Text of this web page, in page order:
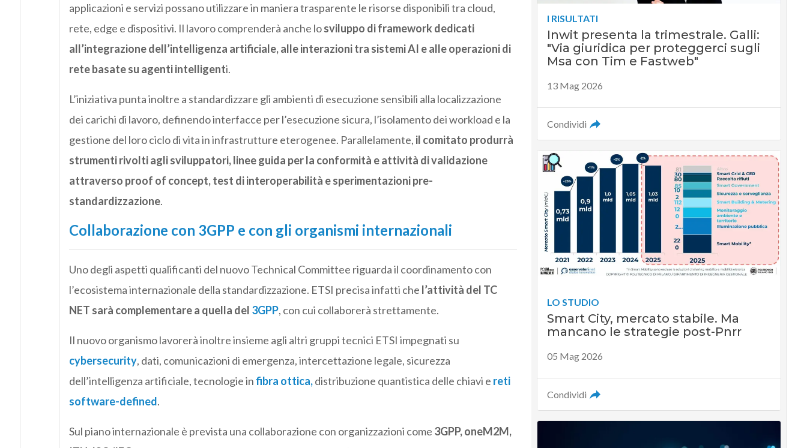
applicazioni e servizi possano utilizzare in maniera trasparente le risorse disponibili tra cloud,
rete, edge e dispositivi. Il lavoro comprenderà anche losviluppo di framework dedicati
all’integrazione dell’intelligenza artificiale, alle interazioni tra sistemi AI e alle operazioni di
rete basate su agenti intelligenti.
L’iniziativa punta inoltre a standardizzare gli ambienti di esecuzione sensibili alla localizzazione
dei carichi di lavoro, definendo interfacce per l’esecuzione sicura, l’isolamento dei workload e la
gestione del loro ciclo di vita in infrastrutture eterogenee. Parallelamente, il comitato produrrà
strumenti rivolti agli sviluppatori, linee guida per la conformità e attività di validazione
attraverso proof of concept, test di interoperabilità e sperimentazioni pre-
standardizzazione.
Collaborazione con 3GPP e con gli organismi internazionali
Uno degli aspetti qualificanti del nuovo Technical Committee riguarda il coordinamento con
l’ecosistema internazionale della standardizzazione. ETSI precisa infatti che l’attività del TC
NET sarà complementare a quella del 3GPP, con cui collaborerà strettamente.
Il nuovo organismo lavorerà inoltre insieme agli altri gruppi tecnici ETSI impegnati su
cybersecurity, dati, comunicazioni di emergenza, intercettazione legale, sicurezza
dell’intelligenza artificiale, tecnologie infibra ottica,distribuzione quantistica delle chiavi e reti
software-defined.
Sul piano internazionale è prevista una collaborazione con organizzazioni come 3GPP, oneM2M,
I RISULTATI
Inwit presenta la trimestrale. Galli:
"Via giuridica per proteggerci sugli
Msa con Tim e Fastweb"
13 Mag 2026
Condividi
LO STUDIO
Smart City, mercato stabile. Ma
mancano le strategie post-Pnrr
05 Mag 2026
Condividi